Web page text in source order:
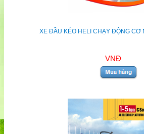
XE ĐẦU KÉO HELI CHẠY ĐỘNG CƠ
VNĐ